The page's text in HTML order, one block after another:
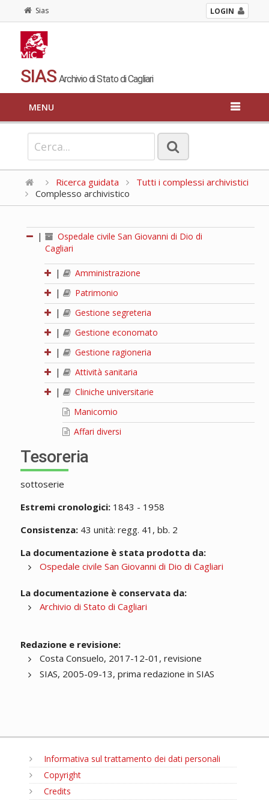
Sias LOGIN
SIAS Archivio di Stato di Cagliari
MENU
Ricerca guidata
Tutti i complessi archivistici
Complesso archivistico
|
Ospedale civile San Giovanni di Dio di
Cagliari
|
Amministrazione
|
Patrimonio
|
Gestione segreteria
|
Gestione economato
|
Gestione ragioneria
|
Attività sanitaria
|
Cliniche universitarie
Manicomio
Affari diversi
Tesoreria
sottoserie
Estremi cronologici:1843 - 1958
Consistenza:43 unità: regg. 41, bb. 2
La documentazione è stata prodotta da:
Ospedale civile San Giovanni di Dio di Cagliari
La documentazione è conservata da:
Archivio di Stato di Cagliari
Redazione e revisione:
Costa Consuelo, 2017-12-01, revisione
SIAS, 2005-09-13, prima redazione in SIAS
Informativa sul trattamento dei dati personali
Copyright
Credits